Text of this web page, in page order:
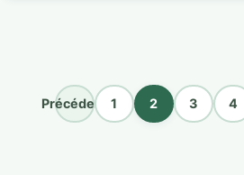
Précédent 1 2 3 4